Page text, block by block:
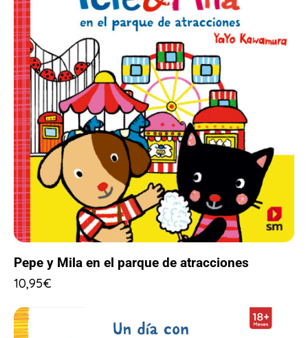
Pepe y Mila en el parque de atracciones
10,95€